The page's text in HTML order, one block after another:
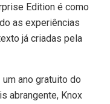
Edition é como
as experiências
já criadas pela
ano gratuito do
abrangente, Knox